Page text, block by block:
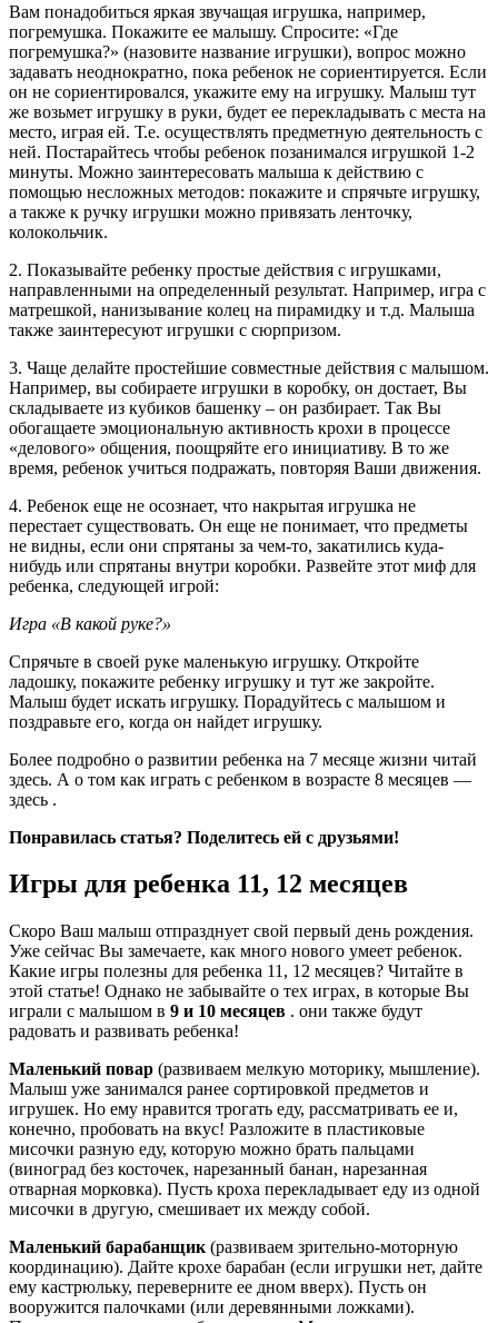
Вам понадобиться яркая звучащая игрушка, например,
погремушка. Покажите ее малышу. Спросите: «Где
погремушка?» (назовите название игрушки), вопрос можно
задавать неоднократно, пока ребенок не сориентируется. Если
он не сориентировался, укажите ему на игрушку. Малыш тут
же возьмет игрушку в руки, будет ее перекладывать с места на
место, играя ей. Т.е. осуществлять предметную деятельность с
ней. Постарайтесь чтобы ребенок позанимался игрушкой 1-2
минуты. Можно заинтересовать малыша к действию с
помощью несложных методов: покажите и спрячьте игрушку,
а также к ручку игрушки можно привязать ленточку,
колокольчик.
2. Показывайте ребенку простые действия с игрушками,
направленными на определенный результат. Например, игра с
матрешкой, нанизывание колец на пирамидку и т.д. Малыша
также заинтересуют игрушки с сюрпризом.
3. Чаще делайте простейшие совместные действия с малышом.
Например, вы собираете игрушки в коробку, он достает, Вы
складываете из кубиков башенку – он разбирает. Так Вы
обогащаете эмоциональную активность крохи в процессе
«делового» общения, поощряйте его инициативу. В то же
время, ребенок учиться подражать, повторяя Ваши движения.
4. Ребенок еще не осознает, что накрытая игрушка не
перестает существовать. Он еще не понимает, что предметы
не видны, если они спрятаны за чем-то, закатились куда-
нибудь или спрятаны внутри коробки. Развейте этот миф для
ребенка, следующей игрой:
Игра «В какой руке?»
Спрячьте в своей руке маленькую игрушку. Откройте
ладошку, покажите ребенку игрушку и тут же закройте.
Малыш будет искать игрушку. Порадуйтесь с малышом и
поздравьте его, когда он найдет игрушку.
Более подробно о развитии ребенка на 7 месяце жизни читай
здесь. А о том как играть с ребенком в возрасте 8 месяцев —
здесь .
Понравилась статья? Поделитесь ей с друзьями!
Игры для ребенка 11, 12 месяцев
Скоро Ваш малыш отпразднует свой первый день рождения.
Уже сейчас Вы замечаете, как много нового умеет ребенок.
Какие игры полезны для ребенка 11, 12 месяцев? Читайте в
этой статье! Однако не забывайте о тех играх, в которые Вы
играли с малышом в 9 и 10 месяцев . они также будут
радовать и развивать ребенка!
Маленький повар (развиваем мелкую моторику, мышление).
Малыш уже занимался ранее сортировкой предметов и
игрушек. Но ему нравится трогать еду, рассматривать ее и,
конечно, пробовать на вкус! Разложите в пластиковые
мисочки разную еду, которую можно брать пальцами
(виноград без косточек, нарезанный банан, нарезанная
отварная морковка). Пусть кроха перекладывает еду из одной
мисочки в другую, смешивает их между собой.
Маленький барабанщик (развиваем зрительно-моторную
координацию). Дайте крохе барабан (если игрушки нет, дайте
ему кастрюльку, переверните ее дном вверх). Пусть он
вооружится палочками (или деревянными ложками).